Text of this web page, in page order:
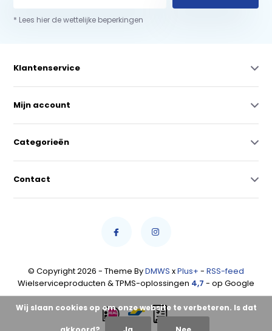
* Lees hier de wettelijke beperkingen
Klantenservice
Mijn account
Categorieën
Contact
© Copyright 2026 - Theme ByDMWS xPlus+ - RSS-feed
Wielserviceproducten & TPMS-oplossingen 4,7 - op Google
Wij slaan cookies op om onze website te verbeteren. Is dat